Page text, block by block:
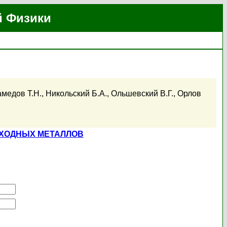
Физики
Т.Н., Никольский Б.А., Ольшевский В.Г., Орлов
МЕТАЛЛОВ